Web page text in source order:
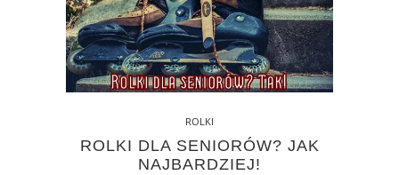
ROLKI
ROLKI DLA SENIORÓW? JAK
NAJBARDZIEJ!